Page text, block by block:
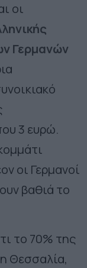
οι
Γερμανών
3 ευρώ.
οι Γερμανοί
βαθιά το
το 70% της
Θεσσαλία,